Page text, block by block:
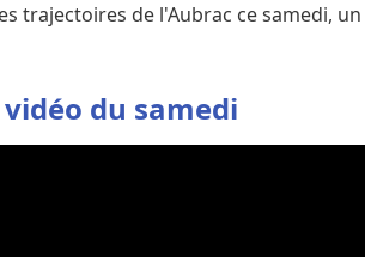
trajectoires de l'Aubrac ce samedi,
du samedi